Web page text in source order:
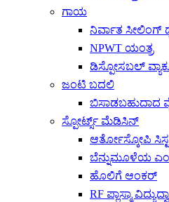
ಗಾಯ
ನಿರ್ವಾತ ಸೀಲಿಂಗ್
NPWT ಯಂತ್ರ
ಡಿಸ್ಪೋಸಬಲ್
ಜಂಟಿ ಬದಲಿ
ಬಿಸಾಡಬಹುದಾದ
ಸ್ಪೋರ್ಟ್ಸ್ ಮೆಡಿಸಿನ್
ಆರ್ತೋಸ್ಕೋಪಿ
ಬೆನ್ನುಮೂಳೆಯ
ಹೊಲಿಗೆ ಆಂಕರ್
RF ಪ್ಲಾಸ್ಮಾ